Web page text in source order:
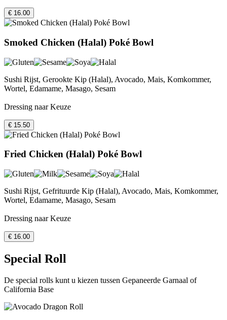
€ 16.00
Smoked Chicken (Halal) Poké Bowl
Sushi Rijst, Gerookte Kip (Halal), Avocado, Mais, Komkommer,
Wortel, Edamame, Masago, Sesam
Dressing naar Keuze
€ 15.50
Fried Chicken (Halal) Poké Bowl
Sushi Rijst, Gefrituurde Kip (Halal), Avocado, Mais, Komkommer,
Wortel, Edamame, Masago, Sesam
Dressing naar Keuze
€ 16.00
Special Roll
De special rolls kunt u kiezen tussen Gepaneerde Garnaal of
California Base